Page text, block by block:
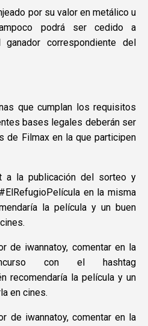
por su valor en metálico u
podrá ser cedido a
correspondiente del
que cumplan los requisitos
bases legales deberán ser
de Filmax en la que participen
a la publicación del sorteo y
en la misma
la película y un buen
de iwannatoy, comentar en la
con el hashtag
recomendaría la película y un
en cines.
de iwannatoy, comentar en la